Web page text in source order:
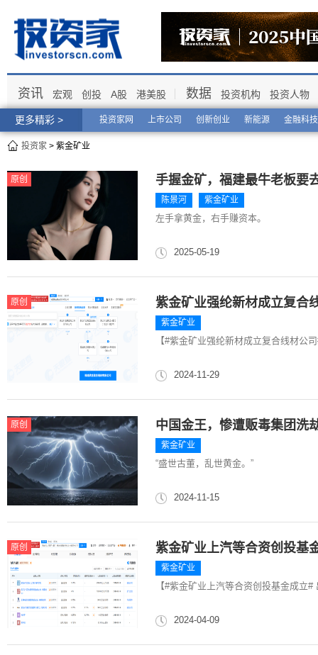
更多精彩 > 投资家网 上市公司 创新创业 新能源 金融科技
资讯 宏观 创投 A股 港美股 数据 投资机构 投资人物
投资家 > 紫金矿业
原创 手握金矿，福建最牛老板要
陈景河 紫金矿业
左手拿黄金，右手赚资本。
2025-05-19
原创 紫金矿业强纶新材成立复合
紫金矿业
【#紫金矿业强纶新材成立复合线材公
2024-11-29
原创 中国金王，惨遭贩毒集团洗
紫金矿业
“盛世古董，乱世黄金。”
2024-11-15
原创 紫金矿业上汽等合资创投基
紫金矿业
【#紫金矿业上汽等合资创投基金成立#
2024-04-09